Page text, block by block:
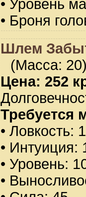
• Уровень
• Броня
Шлем
(Масса:
Цена: 252
Требуется
• Ловкость:
• Интуиция:
• Уровень:
•